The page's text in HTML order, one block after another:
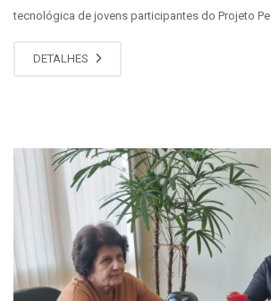
tecnológica de jovens participantes do Projeto
DETALHES